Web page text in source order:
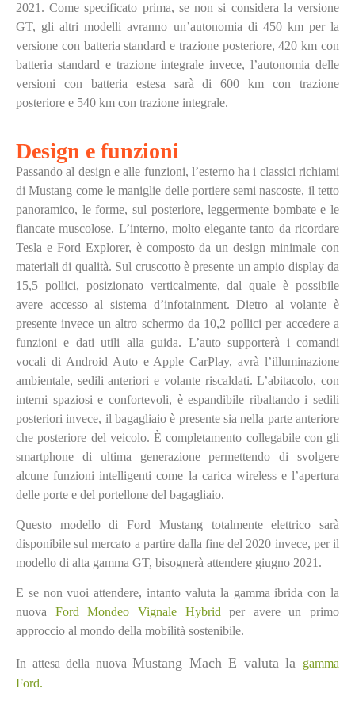
2021. Come specificato prima, se non si considera la versione
GT, gli altri modelli avranno un’autonomia di 450 km per la
versione con batteria standard e trazione posteriore, 420 km con
batteria standard e trazione integrale invece, l’autonomia delle
versioni con batteria estesa sarà di 600 km con trazione
posteriore e 540 km con trazione integrale.
Design e funzioni
Passando al design e alle funzioni, l’esterno ha i classici richiami
di Mustang come le maniglie delle portiere semi nascoste, il tetto
panoramico, le forme, sul posteriore, leggermente bombate e le
fiancate muscolose. L’interno, molto elegante tanto da ricordare
Tesla e Ford Explorer, è composto da un design minimale con
materiali di qualità. Sul cruscotto è presente un ampio display da
15,5 pollici, posizionato verticalmente, dal quale è possibile
avere accesso al sistema d’infotainment. Dietro al volante è
presente invece un altro schermo da 10,2 pollici per accedere a
funzioni e dati utili alla guida. L’auto supporterà i comandi
vocali di Android Auto e Apple CarPlay, avrà l’illuminazione
ambientale, sedili anteriori e volante riscaldati. L’abitacolo, con
interni spaziosi e confortevoli, è espandibile ribaltando i sedili
posteriori invece, il bagagliaio è presente sia nella parte anteriore
che posteriore del veicolo. È completamento collegabile con gli
smartphone di ultima generazione permettendo di svolgere
alcune funzioni intelligenti come la carica wireless e l’apertura
delle porte e del portellone del bagagliaio.
Questo modello di Ford Mustang totalmente elettrico sarà
disponibile sul mercato a partire dalla fine del 2020 invece, per il
modello di alta gamma GT, bisognerà attendere giugno 2021.
E se non vuoi attendere, intanto valuta la gamma ibrida con la
nuova Ford Mondeo Vignale Hybridper avere un primo
approccio al mondo della mobilità sostenibile.
In attesa della nuovaMustang Mach E valuta la
gamma
Ford.